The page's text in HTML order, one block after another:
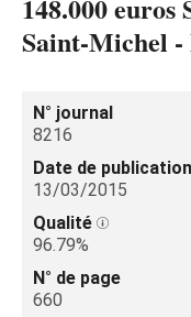
148.000 euros
Saint-Michel -
N° journal
8216
Date de publication
13/03/2015
Qualité
96.79%
N° de page
660